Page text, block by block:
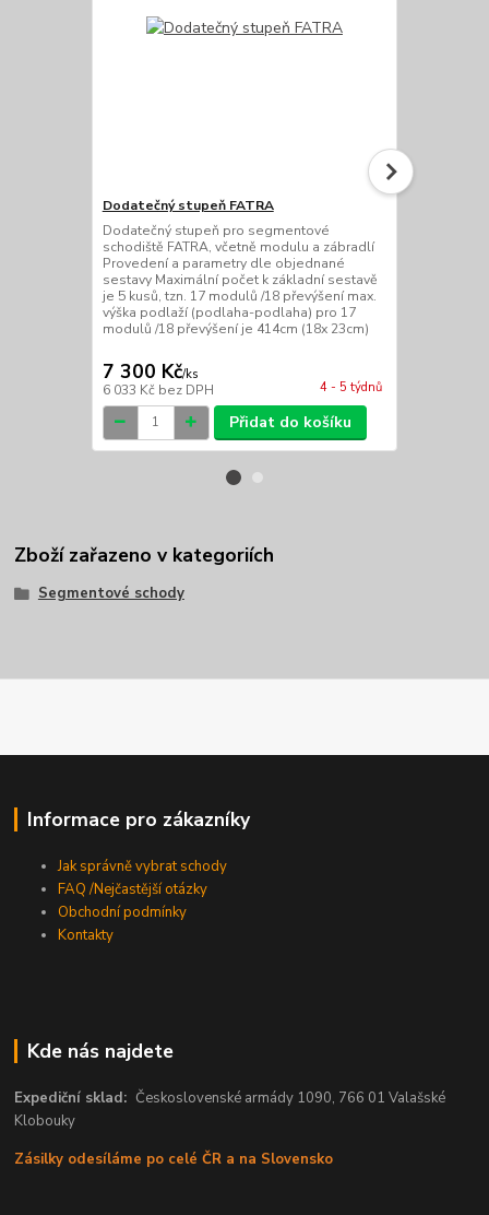
Dodatečný stupeň FATRA
Dodatečný stupeň pro segmentové
schodiště FATRA, včetně modulu a zábradlí
Provedení a parametry dle objednané
sestavy Maximální počet k základní sestavě
je 5 kusů, tzn. 17 modulů /18 převýšení max.
výška podlaží (podlaha-podlaha) pro 17
modulů /18 převýšení je 414cm (18x 23cm)
7 300 Kč/ks
6 033 Kč bez DPH 4 - 5 týdnů
Přidat do košíku
Zboží zařazeno v kategoriích
Segmentové schody
Informace pro zákazníky
Jak správně vybrat schody
FAQ /Nejčastější otázky
Obchodní podmínky
Kontakty
Kde nás najdete
Expediční sklad:Československé armády 1090, 766 01 Valašské
Klobouky
Zásilky odesíláme po celé ČR a na Slovensko